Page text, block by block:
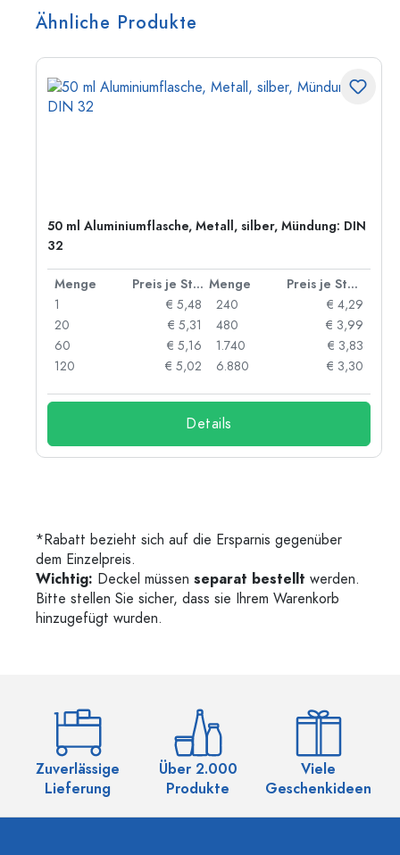
Ähnliche Produkte
50 ml Aluminiumflasche, Metall, silber, Mündung: DIN
32
Menge Preis je Stück Menge
Preis je Stück
1
€ 5,48
20
€ 5,31
60
€ 5,16
120
€ 5,02
240
€ 4,29
480
€ 3,99
1.740
€ 3,83
6.880
€ 3,30
Details
*Rabatt bezieht sich auf die Ersparnis gegenüber
dem Einzelpreis.
Wichtig: Deckel müssen separat bestellt werden.
Bitte stellen Sie sicher, dass sie Ihrem Warenkorb
hinzugefügt wurden.
Zuverlässige
Lieferung
Über 2.000
Produkte
Viele
Geschenkideen